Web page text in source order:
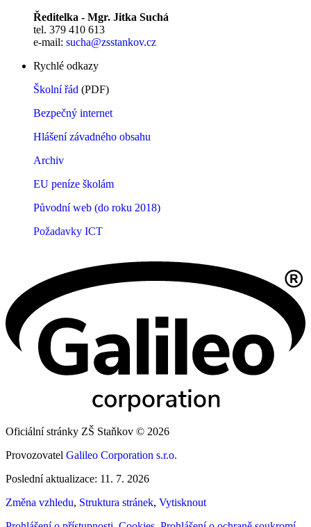
Ředitelka - Mgr. Jitka Suchá
tel. 379 410 613
e-mail: sucha@zsstankov.cz
Rychlé odkazy
Školní řád (PDF)
Bezpečný internet
Hlášení závadného obsahu
Archiv
EU peníze školám
Původní web (do roku 2018)
Požadavky ICT
Oficiální stránky ZŠ Staňkov © 2026
Provozovatel Galileo Corporation s.r.o.
Poslední aktualizace: 11. 7. 2026
Změna vzhledu, Struktura stránek, Vytisknout